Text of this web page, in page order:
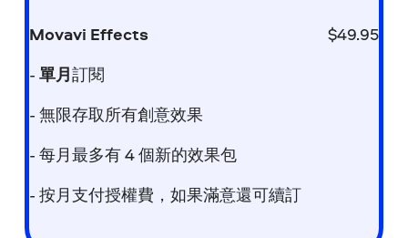
Movavi Effects $49.95
- 單月訂閱
- 無限存取所有創意效果
- 每月最多有 4 個新的效果包
- 按月支付授權費，如果滿意還可續訂